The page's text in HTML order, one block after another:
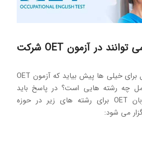
رشته هایی که می توانند در آزمون OET شرکت
ممکن است این سوال برای خیلی ها پیش بیاید که آزمون OET
چه رشته هایی است؟ در پاسخ باید
بگوییم که آزمون زبان OET برای رشته های زیر در حوزه
می شود: